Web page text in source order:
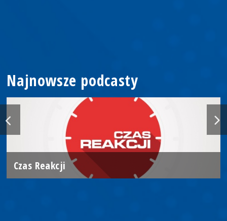
Najnowsze podcasty
Czas Reakcji